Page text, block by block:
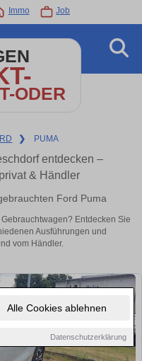
Alle Cookies ablehnen
Datenschutzerklärung
Immo Job
ODER
❯ PUMA
entdecken –
& Händler
Ford Puma
Entdecken Sie
Ausführungen und
vom Händler.